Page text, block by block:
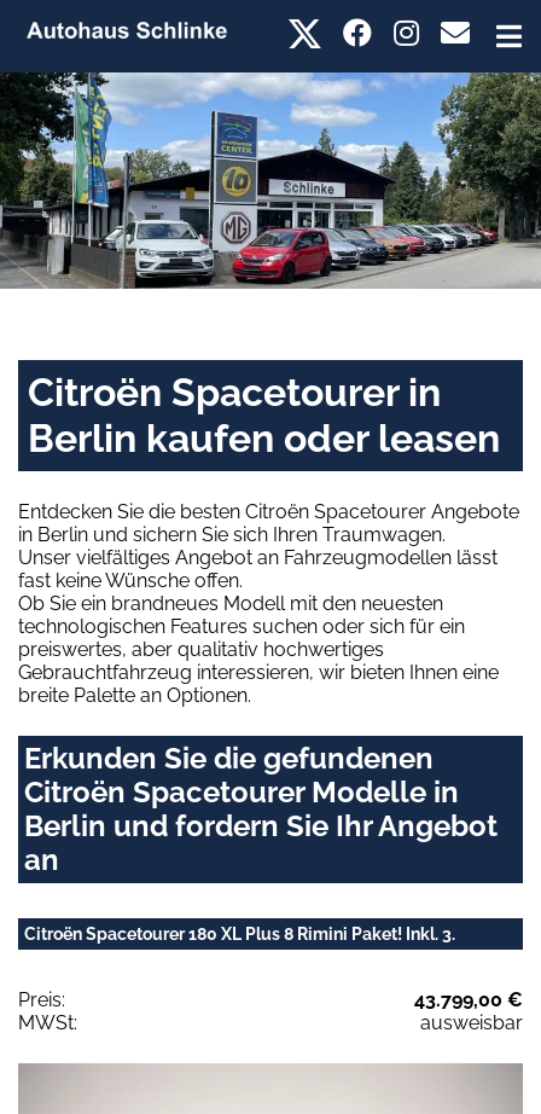
Citroën Spacetourer in
Berlin kaufen oder leasen
Entdecken Sie die besten Citroën Spacetourer Angebote
in Berlin und sichern Sie sich Ihren Traumwagen.
Unser vielfältiges Angebot an Fahrzeugmodellen lässt
fast keine Wünsche offen.
Ob Sie ein brandneues Modell mit den neuesten
technologischen Features suchen oder sich für ein
preiswertes, aber qualitativ hochwertiges
Gebrauchtfahrzeug interessieren, wir bieten Ihnen eine
breite Palette an Optionen.
Erkunden Sie die gefundenen
Citroën Spacetourer Modelle in
Berlin und fordern Sie Ihr Angebot
an
Citroën Spacetourer 180 XL Plus 8 Rimini Paket! Inkl. 3.
Preis:
43.799,00 €
MWSt:
ausweisbar